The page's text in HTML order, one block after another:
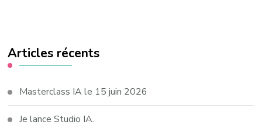
Articles récents
Masterclass IA le 15 juin 2026
Je lance Studio IA.